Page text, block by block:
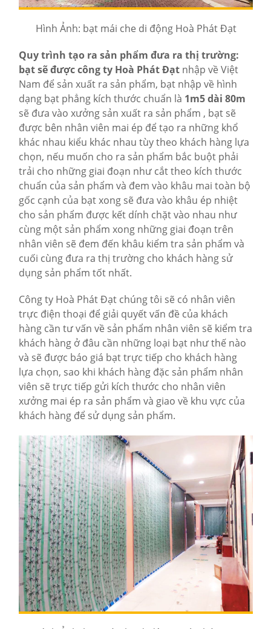
Hình Ảnh: bạt mái che di động Hoà Phát Đạt
Quy trình tạo ra sản phẩm đưa ra thị trường:
bạt sẽ được công ty Hoà Phát Đạt nhập về Việt
Nam để sản xuất ra sản phẩm, bạt nhập về hình
dạng bạt phẳng kích thước chuẩn là 1m5 dài 80m
sẽ đưa vào xưởng sản xuất ra sản phẩm , bạt sẽ
được bên nhân viên mai ép để tạo ra những khổ
khác nhau kiểu khác nhau tùy theo khách hàng lựa
chọn, nếu muốn cho ra sản phẩm bắc buột phải
trải cho những giai đoạn như cắt theo kích thước
chuẩn của sản phẩm và đem vào khâu mai toàn bộ
gốc cạnh của bạt xong sẽ đưa vào khâu ép nhiệt
cho sản phẩm được kết dính chặt vào nhau như
cùng một sản phẩm xong những giai đoạn trên
nhân viên sẽ đem đến khâu kiểm tra sản phẩm và
cuối cùng đưa ra thị trường cho khách hàng sử
dụng sản phẩm tốt nhất.
Công ty Hoà Phát Đạt chúng tôi sẽ có nhân viên
trực điện thoại để giải quyết vấn đề của khách
hàng cần tư vấn về sản phẩm nhân viên sẽ kiểm tra
khách hàng ở đâu cần những loại bạt như thế nào
và sẽ được báo giá bạt trực tiếp cho khách hàng
lựa chọn, sao khi khách hàng đặc sản phẩm nhân
viên sẽ trực tiếp gửi kích thước cho nhân viên
xưởng mai ép ra sản phẩm và giao về khu vực của
khách hàng để sử dụng sản phẩm.